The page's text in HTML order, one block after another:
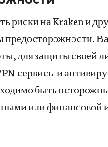
риски на Kraken и
предосторожности.
для защиты своей
сервисы и
быть
или финансовой